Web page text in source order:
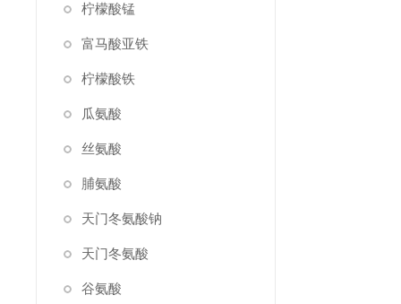
柠檬酸锰
富马酸亚铁
柠檬酸铁
瓜氨酸
丝氨酸
脯氨酸
天门冬氨酸钠
天门冬氨酸
谷氨酸